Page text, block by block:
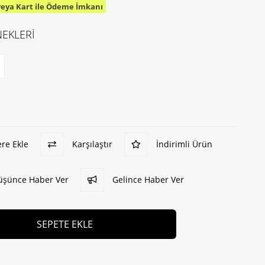
Kart ile Ödeme İmkanı
Ekle Karşılaştır İndirimli Ürün
Haber Ver Gelince Haber Ver